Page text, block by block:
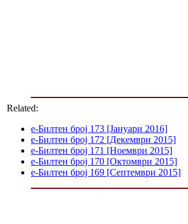
Related:
е-Билтен број 173 [Јануари 2016]
е-Билтен број 172 [Декември 2015]
е-Билтен број 171 [Ноември 2015]
е-Билтен број 170 [Октомври 2015]
е-Билтен број 169 [Септември 2015]